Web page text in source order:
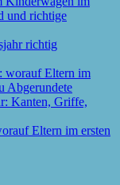
richtig
Eltern im ersten